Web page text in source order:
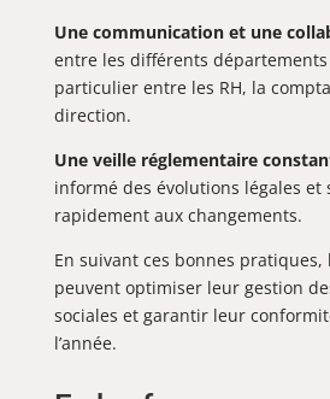
Une communication et une
entre les différents départements
particulier entre les RH, la
direction.
Une veille réglementaire
informé des évolutions légales et
rapidement aux changements.
En suivant ces bonnes pratiques,
peuvent optimiser leur gestion
sociales et garantir leur
l’année.